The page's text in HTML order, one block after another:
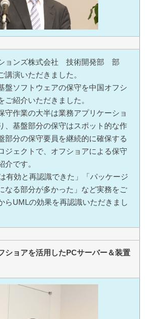
ョンズ株式会社 技術開発部 部
演いただきました。
ソフトウェアの保守を中国オフシ
ご紹介いただきました。
作業の大半は業務アプリケーショ
、基盤部分の保守はスポット的な作
部分の保守要員を継続的に確保する
ジェクトで、オフショアによる保守
介です。
有効と再認識できた」「パッケージ
なる部分が多かった」など実務をご
らUMLの効果を再認識いただきまし
ショアを活用したPCサーバー＆装置